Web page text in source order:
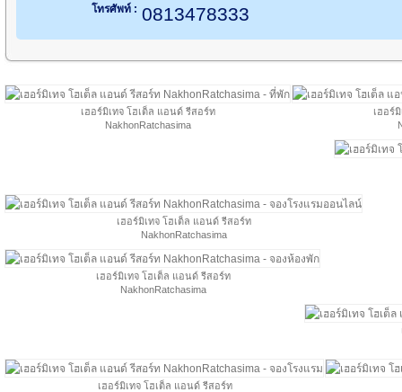
โทรศัพท์ : 0813478333
เฮอร์มิเทจ โฮเต็ล แอนด์ รีสอร์ท
NakhonRatchasima
เฮอร์
เฮอร์มิเทจ โฮเต็ล แอนด์ รีสอร์ท
NakhonRatchasima
เฮอร์มิเทจ โฮเต็ล แอนด์ รีสอร์ท
NakhonRatchasima
เฮอร์มิเทจ โฮเต็ล แอนด์ รีสอร์ท